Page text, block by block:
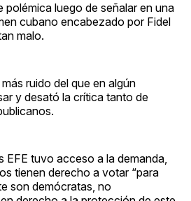
polémica luego de señalar en una
cubano encabezado por Fidel
malo.
ruido del que en algún
y desató la crítica tanto de
EFE tuvo acceso a la demanda,
tienen derecho a votar “para
son demócratas, no